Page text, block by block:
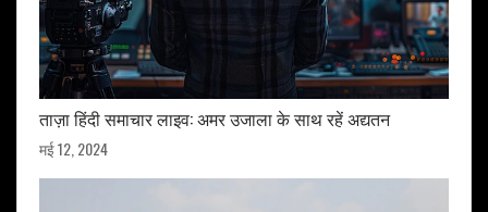
ताज़ा हिंदी समाचार लाइव: अमर उजाला के साथ रहें अद्यतन
मई 12, 2024